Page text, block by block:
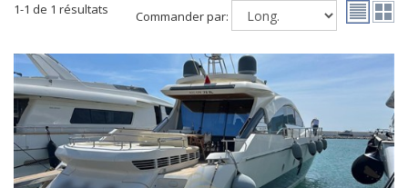
1-1 de 1 résultats Commander par: